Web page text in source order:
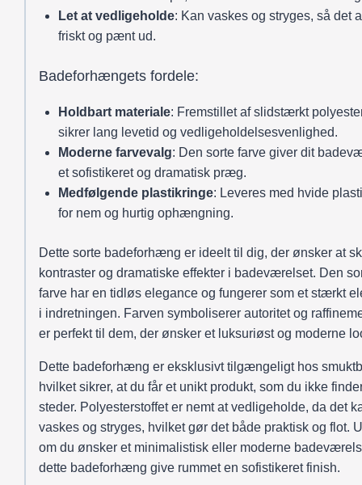
Let at vedligeholde: Kan vaskes og stryges, så det
friskt og pænt ud.
Badeforhængets fordele:
Holdbart materiale: Fremstillet af slidstærkt
sikrer lang levetid og vedligeholdelsesvenlighed.
Moderne farvevalg: Den sorte farve giver dit
et sofistikeret og dramatisk præg.
Medfølgende plastikringe: Leveres med hvide
for nem og hurtig ophængning.
Dette sorte badeforhæng er ideelt til dig, der ønsker at
kontraster og dramatiske effekter i badeværelset. Den
farve har en tidløs elegance og fungerer som et stærkt
i indretningen. Farven symboliserer autoritet og
er perfekt til dem, der ønsker et luksuriøst og moderne
Dette badeforhæng er eksklusivt tilgængeligt hos
hvilket sikrer, at du får et unikt produkt, som du ikke
steder. Polyesterstoffet er nemt at vedligeholde, da det
vaskes og stryges, hvilket gør det både praktisk og flot.
om du ønsker et minimalistisk eller moderne
dette badeforhæng give rummet en sofistikeret finish.